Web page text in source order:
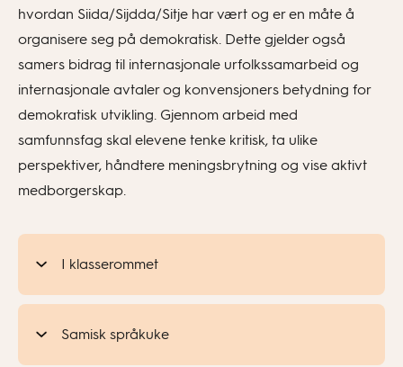
hvordan Siida/Sijdda/Sitje har vært og er en måte å
organisere seg på demokratisk. Dette gjelder også
samers bidrag til internasjonale urfolkssamarbeid og
internasjonale avtaler og konvensjoners betydning for
demokratisk utvikling. Gjennom arbeid med
samfunnsfag skal elevene tenke kritisk, ta ulike
perspektiver, håndtere meningsbrytning og vise aktivt
medborgerskap.
I klasserommet
Samisk språkuke